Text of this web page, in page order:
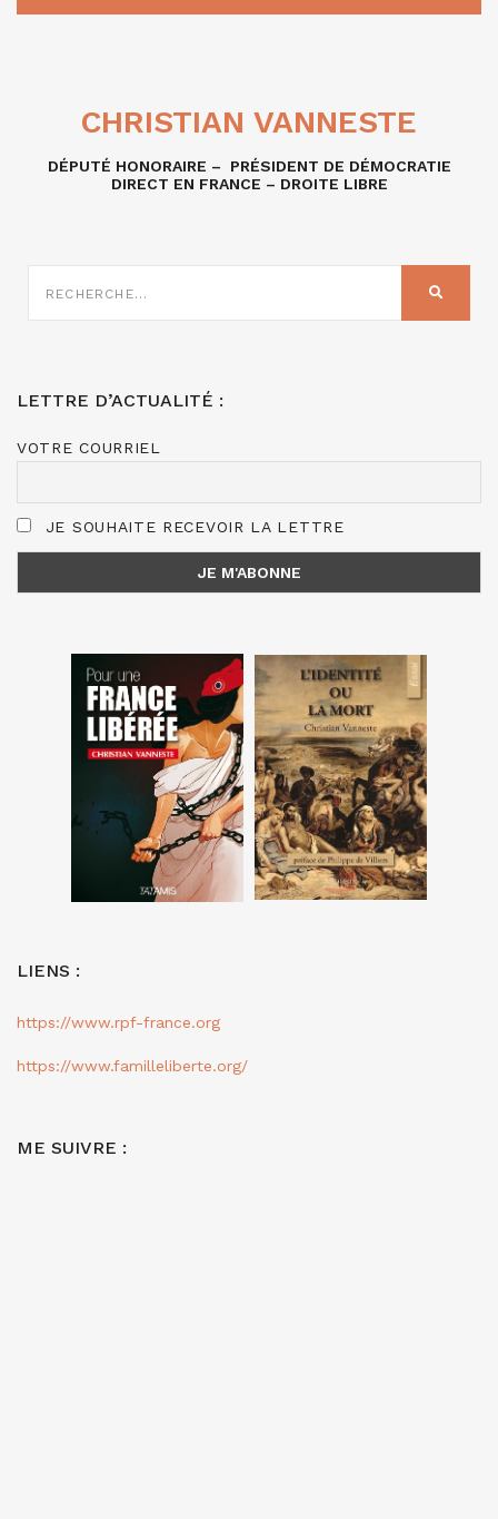
CHRISTIAN VANNESTE
DÉPUTÉ HONORAIRE – PRÉSIDENT DE DÉMOCRATIE
DIRECT EN FRANCE – DROITE LIBRE
SUR
LETTRE D’ACTUALITÉ :
VOTRE COURRIEL
JE SOUHAITE RECEVOIR LA LETTRE
LIENS :
https://www.rpf-france.org
https://www.familleliberte.org/
ME SUIVRE :